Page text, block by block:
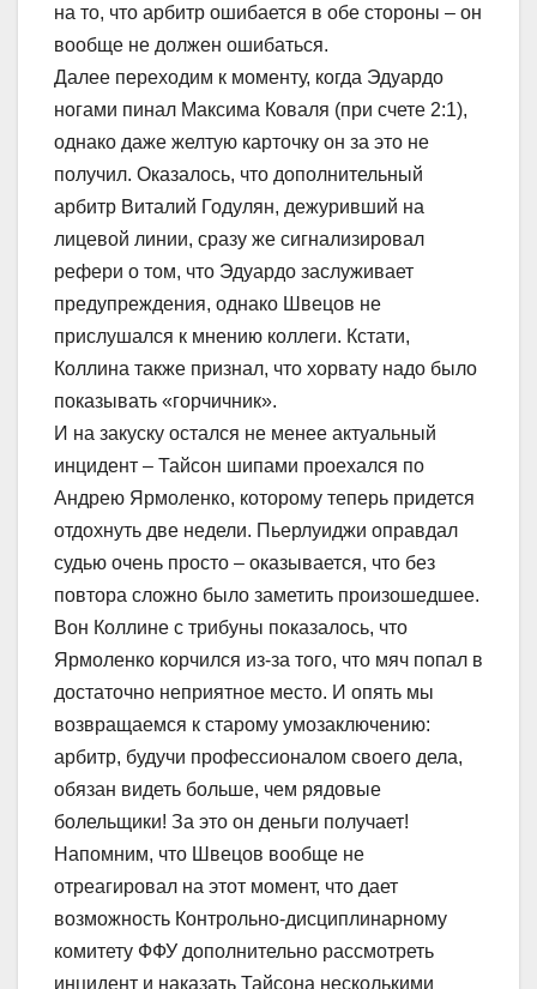
на то, что арбитр ошибается в обе стороны – он
вообще не должен ошибаться.
Далее переходим к моменту, когда Эдуардо
ногами пинал Максима Коваля (при счете 2:1),
однако даже желтую карточку он за это не
получил. Оказалось, что дополнительный
арбитр Виталий Годулян, дежуривший на
лицевой линии, сразу же сигнализировал
рефери о том, что Эдуардо заслуживает
предупреждения, однако Швецов не
прислушался к мнению коллеги. Кстати,
Коллина также признал, что хорвату надо было
показывать «горчичник».
И на закуску остался не менее актуальный
инцидент – Тайсон шипами проехался по
Андрею Ярмоленко, которому теперь придется
отдохнуть две недели. Пьерлуиджи оправдал
судью очень просто – оказывается, что без
повтора сложно было заметить произошедшее.
Вон Коллине с трибуны показалось, что
Ярмоленко корчился из-за того, что мяч попал в
достаточно неприятное место. И опять мы
возвращаемся к старому умозаключению:
арбитр, будучи профессионалом своего дела,
обязан видеть больше, чем рядовые
болельщики! За это он деньги получает!
Напомним, что Швецов вообще не
отреагировал на этот момент, что дает
возможность Контрольно-дисциплинарному
комитету ФФУ дополнительно рассмотреть
инцидент и наказать Тайсона несколькими